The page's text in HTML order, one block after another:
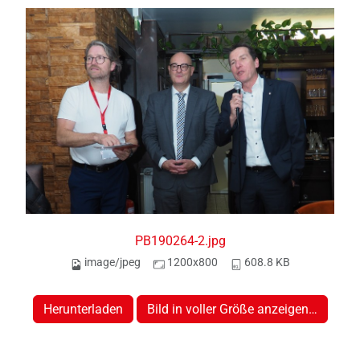
PB190264-2.jpg
image/jpeg 1200x800 608.8 KB
Herunterladen Bild in voller Größe anzeigen…